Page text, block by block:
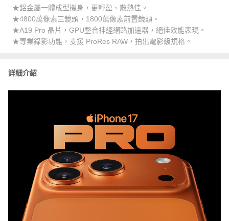
★鋁金屬一體成型機身，更輕盈、散熱佳。
★4800萬像素三鏡頭，1800萬像素前置鏡頭。
★A19 Pro 晶片，GPU整合神經網路加速器，絕佳效能表現。
★專業錄影功能，支援 ProRes RAW，拍出電影級規格。
詳細介紹